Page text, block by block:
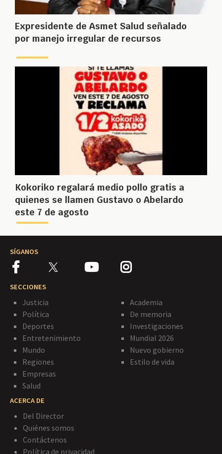
Expresidente de Asmet Salud señalado
por manejo irregular de recursos
Kokoriko regalará medio pollo gratis a
quienes se llamen Gustavo o Abelardo
este 7 de agosto
SÍGANOS
SECCIONES
Justicia
Política
Deportes
Entretenimiento
Mundo
Regiones
Empresas
Salud
Academia
De memoria
Investigaciones
Mundial 2026
Nuevo gobierno
Estilo de vida
ACERCA DE
Del Director
Quiénes somos
Contáctenos
Política de privacidad